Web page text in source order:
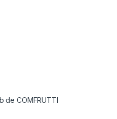
de COMFRUTTI